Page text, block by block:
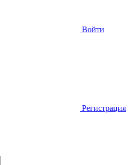
Войти
Регистрация